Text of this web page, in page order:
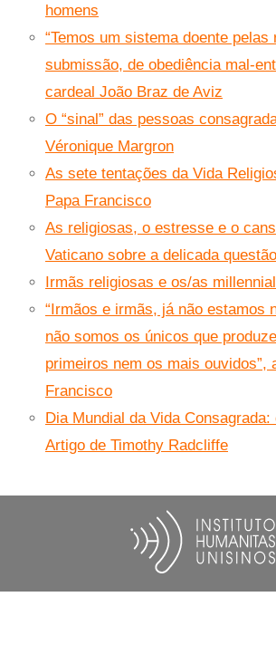
homens
“Temos um sistema doente pelas
submissão, de obediência mal-
cardeal João Braz de Aviz
O “sinal” das pessoas
Véronique Margron
As sete tentações da Vida
Papa Francisco
As religiosas, o estresse e o
Vaticano sobre a delicada
Irmãs religiosas e os/as
“Irmãos e irmãs, já não estamos
não somos os únicos que
primeiros nem os mais ouvidos”,
Francisco
Dia Mundial da Vida
Artigo de Timothy Radcliffe